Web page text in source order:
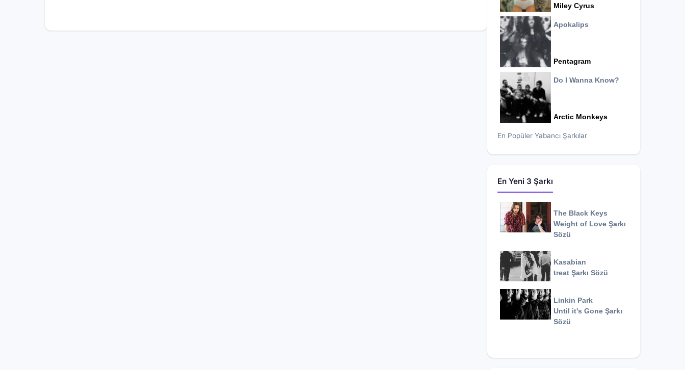
Miley Cyrus
Apokalips
Pentagram
Do I Wanna Know?
Arctic Monkeys
En Popüler Yabancı Şarkılar
En Yeni 3 Şarkı
The Black Keys
Weight of Love Şarkı
Sözü
Kasabian
treat Şarkı Sözü
Linkin Park
Until it's Gone Şarkı
Sözü